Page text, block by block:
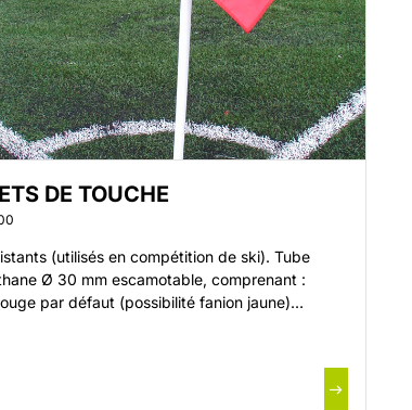
DE TOUCHE
(utilisés en compétition de ski). Tube
Ø 30 mm escamotable, comprenant :
par défaut (possibilité fanion jaune)